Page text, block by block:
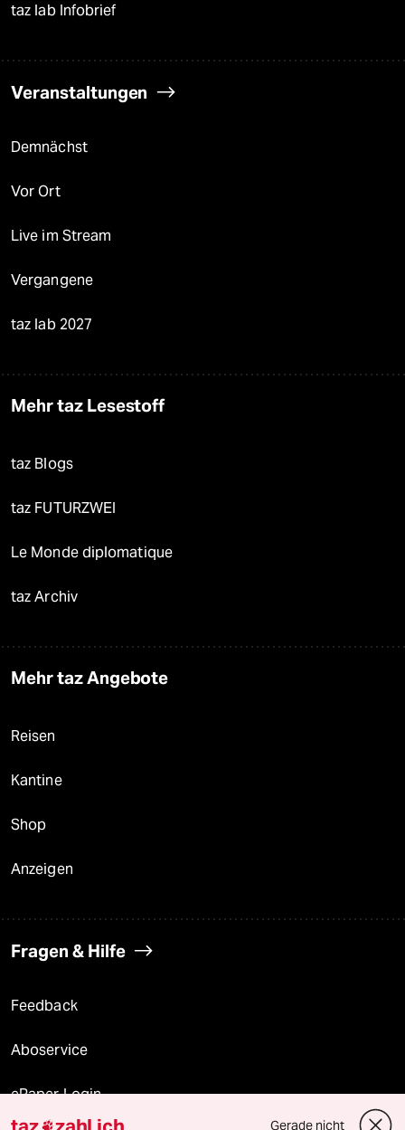
taz lab Infobrief
Veranstaltungen
Demnächst
Vor Ort
Live im Stream
Vergangene
taz lab 2027
Mehr taz Lesestoff
taz Blogs
taz FUTURZWEI
Le Monde diplomatique
taz Archiv
Mehr taz Angebote
Reisen
Kantine
Shop
Anzeigen
Fragen & Hilfe
Feedback
Aboservice
ePaper Login
 Gerade nicht